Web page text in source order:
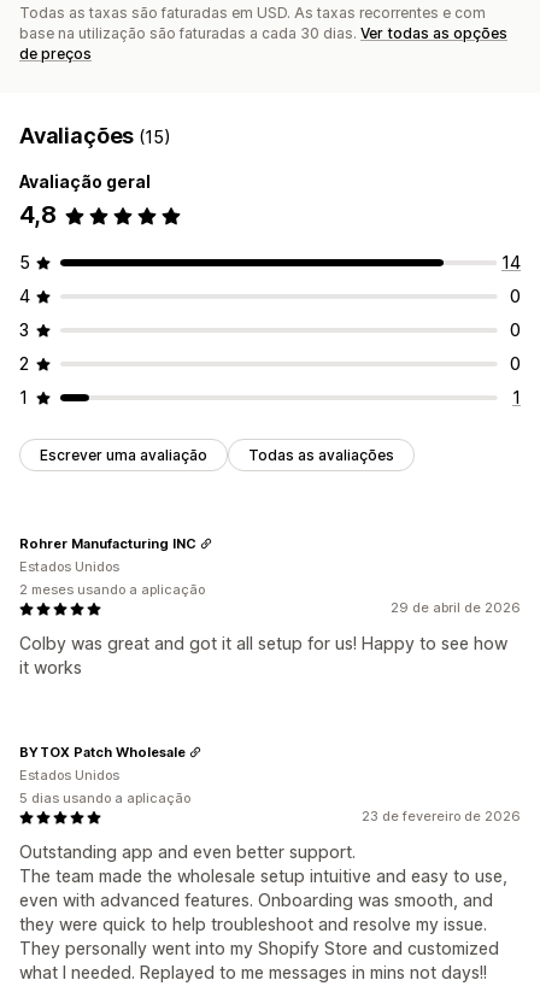
Todas as taxas são faturadas em USD. As taxas recorrentes e com
base na utilização são faturadas a cada 30 dias. Ver todas as opções
de preços
Avaliações (15)
Avaliação geral
4,8
5
14
4
0
3
0
2
0
1
1
Escrever uma avaliação Todas as avaliações
29 de abril de 2026
Colby was great and got it all setup for us! Happy to see how
it works
Rohrer Manufacturing INC
Estados Unidos
2 meses usando a aplicação
23 de fevereiro de 2026
Outstanding app and even better support.
The team made the wholesale setup intuitive and easy to use,
even with advanced features. Onboarding was smooth, and
they were quick to help troubleshoot and resolve my issue.
They personally went into my Shopify Store and customized
what I needed. Replayed to me messages in mins not days!!
BYTOX Patch Wholesale
Estados Unidos
5 dias usando a aplicação